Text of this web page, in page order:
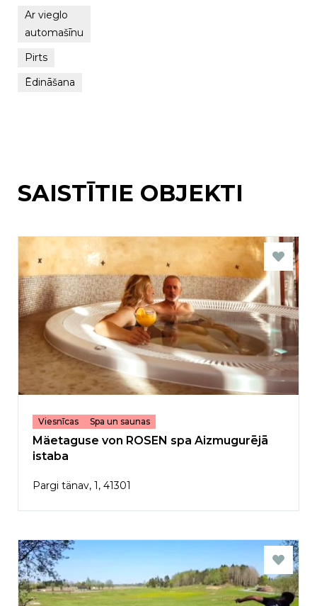
Ar vieglo
automašīnu
Pirts
Ēdināšana
SAISTĪTIE OBJEKTI
Viesnīcas Spa un saunas
Mäetaguse von ROSEN spa Aizmugurējā
istaba
Pargi tänav, 1, 41301